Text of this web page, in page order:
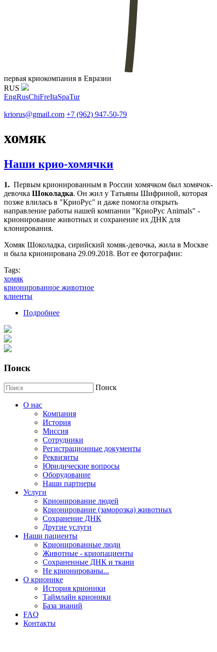
первая криокомпания в Евразии
RUS
EngRusChiFreItaSpaTur
kriorus@gmail.com +7 (962) 947-50-79
хомяк
Наши крио-хомячки
1. Первым крионированным в России хомячком был хомячок-
девочка Шоколадка. Он жил у Татьяны Шифриной, которая
позже влилась в "КриоРус" и даже помогла открыть
направление работы нашей компании "КриоРус Animals" -
крионирование животных и сохранение их ДНК для
клонирования.
Хомяк Шоколадка, сирийский хомяк-девочка, жила в Москве
и была крионирована 29.09.2018. Вот ее фотографии:
Tags:
хомяк
крионированное животное
клиенты
Подробнее
Поиск
Поиск
О нас
Компания
История
Миссия
Сотрудники
Регистрационные документы
Реквизиты
Юридические вопросы
Оборудование
Наши партнеры
Услуги
Крионирование людей
Крионирование (заморозка) животных
Сохранение ДНК
Другие услуги
Наши пациенты
Крионированные люди
Животные - криопациенты
Сохраненные ДНК и ткани
Не крионированы...
О крионике
История крионики
Таймлайн крионики
База знаний
FAQ
Контакты